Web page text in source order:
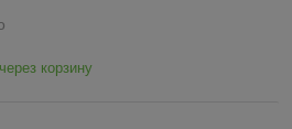
корзину